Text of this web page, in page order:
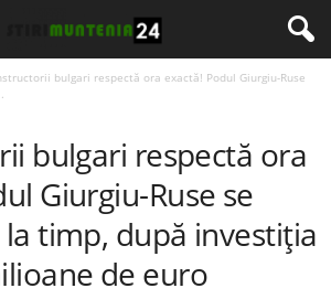
bulgari respectă ora exactă! Podul Giurgiu-Ruse
bulgari respectă ora
Giurgiu-Ruse se
timp, după investiția
de euro